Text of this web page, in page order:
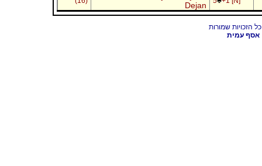
Dejan
אסף עמית